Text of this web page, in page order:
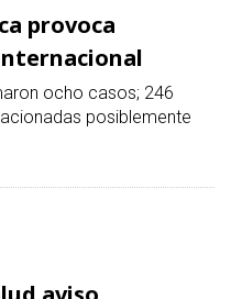
provoca
ocho casos; 246
posiblemente